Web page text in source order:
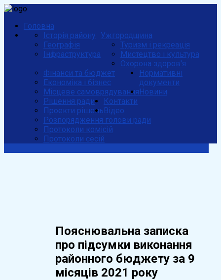
Головна
Ужгородщина
Історія району
Географія
Інфраструктура
Туризм і рекреація
Мистецтво і культура
Охорона здоров'я
Фінанси та бюджет
Економіка і бізнес
Місцеве самоврядування
Нормативні
документи
Рішення ради
Проекти рішень
Розпорядження голови ради
Протоколи комісій
Протоколи сесій
Новини
Контакти
Відео
Пояснювальна записка
про підсумки виконання
районного бюджету за 9
місяців 2021 року